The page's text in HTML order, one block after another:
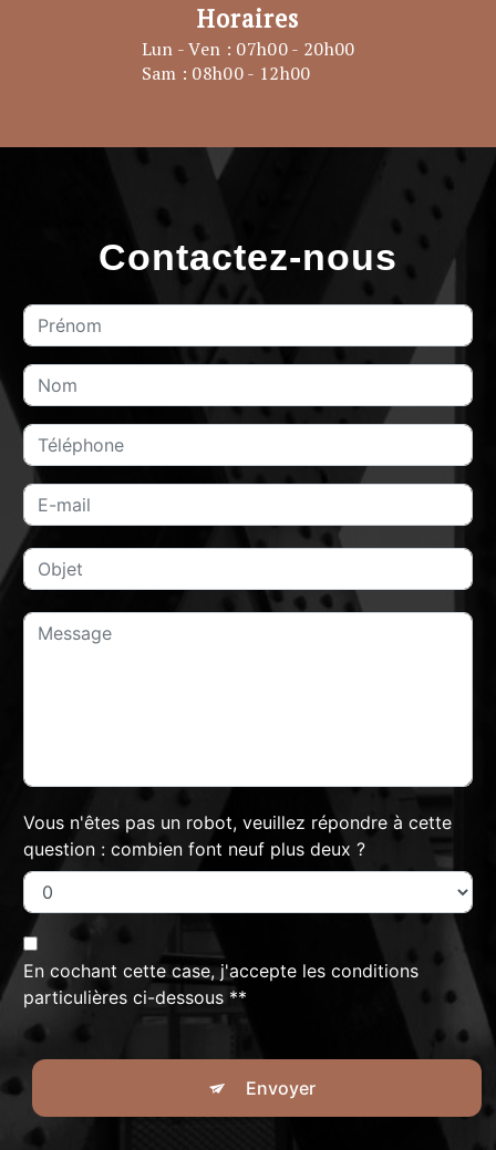
Horaires
Lun - Ven : 07h00 - 20h00
Sam : 08h00 - 12h00
Contactez-nous
Vous n'êtes pas un robot, veuillez répondre à cette
question : combien font neuf plus deux ?
En cochant cette case, j'accepte les conditions
particulières ci-dessous **
Envoyer